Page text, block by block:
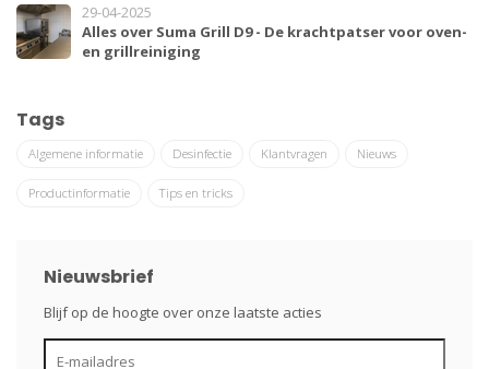
29-04-2025
Alles over Suma Grill D9 - De krachtpatser voor oven-
en grillreiniging
Tags
Algemene informatie Desinfectie Klantvragen Nieuws
Productinformatie Tips en tricks
Nieuwsbrief
Blijf op de hoogte over onze laatste acties